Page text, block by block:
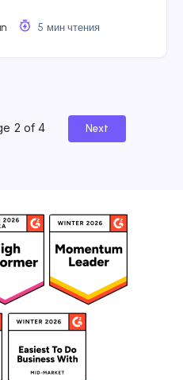
5 мин чтения
2 of 4 Next